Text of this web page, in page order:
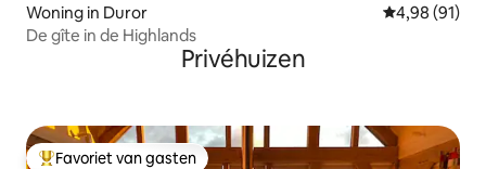
Woning in Duror Gemiddelde
4,98 (91)
De gîte in de Highlands
Privéhuizen
Favoriet van gasten